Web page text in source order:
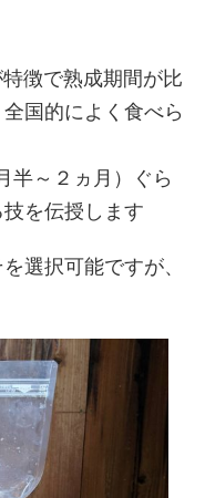
徴で熟成期間が比
国的によく食べら
半～２ヵ月）ぐら
を伝授します
選択可能ですが、